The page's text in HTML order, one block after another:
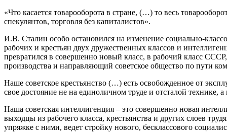
«Что касается товарооборота в стране, (…) то весь
спекулянтов, торговля без капиталистов».
И.В. Сталин особо остановился на изменение социально-
рабочих и крестьян двух дружественных классов и
превратился в совершенно новый класс, в рабочий класс
производства и направляющий советское общество по пути
Наше советское крестьянство (…) есть освобожденное от
свое достояние не на единоличном труде и отсталой
Наша советская интеллигенция – это совершенно новая
выходцы из рабочего класса, крестьянства и других слоев
упряжке с ними, ведет стройку нового, бесклассового